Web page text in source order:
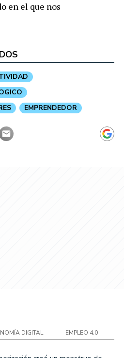
en el que nos
EMPRENDEDOR
DIGITAL EMPLEO 4.0